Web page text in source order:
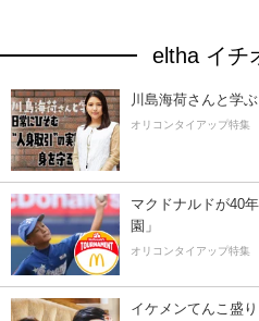
eltha イチ
川島海荷さんと学
オリコンタイアップ特集
マクドナルドが40
園」
オリコンタイアップ特集
イケメンてんこ盛